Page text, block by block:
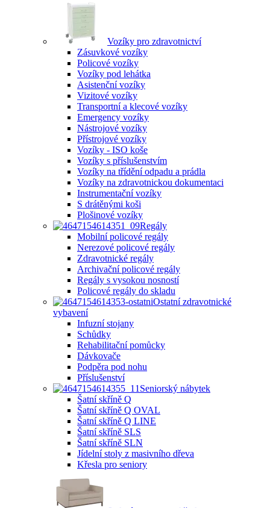
Vozíky pro zdravotnictví
Zásuvkové vozíky
Policové vozíky
Vozíky pod lehátka
Asistenční vozíky
Vizitové vozíky
Transportní a klecové vozíky
Emergency vozíky
Nástrojové vozíky
Přístrojové vozíky
Vozíky - ISO koše
Vozíky s příslušenstvím
Vozíky na třídění odpadu a prádla
Vozíky na zdravotnickou dokumentaci
Instrumentační vozíky
S drátěnými koši
Plošinové vozíky
Regály
Mobilní policové regály
Nerezové policové regály
Zdravotnické regály
Archivační policové regály
Regály s vysokou nosností
Policové regály do skladu
Ostatní zdravotnické
vybavení
Infuzní stojany
Schůdky
Rehabilitační pomůcky
Dávkovače
Podpěra pod nohu
Příslušenství
Seniorský nábytek
Šatní skříně Q
Šatní skříně Q OVAL
Šatní skříně Q LINE
Šatní skříně SLS
Šatní skříně SLN
Jídelní stoly z masivního dřeva
Křesla pro seniory